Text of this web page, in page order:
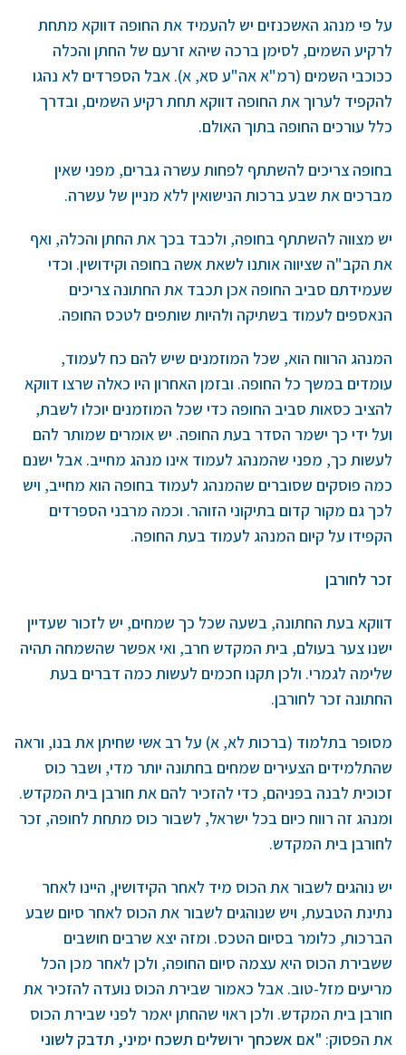
על פי מנהג האשכנזים יש להעמיד את החופה דווקא מתחת
לרקיע השמים, לסימן ברכה שיהא זרעם של החתן והכלה
ככוכבי השמים (רמ"א אה"ע סא, א). אבל הספרדים לא נהגו
להקפיד לערוך את החופה דווקא תחת רקיע השמים, ובדרך
כלל עורכים החופה בתוך האולם.
בחופה צריכים להשתתף לפחות עשרה גברים, מפני שאין
מברכים את שבע ברכות הנישואין ללא מניין של עשרה.
יש מצווה להשתתף בחופה, ולכבד בכך את החתן והכלה, ואף
את הקב"ה שציווה אותנו לשאת אשה בחופה וקידושין. וכדי
שעמידתם סביב החופה אכן תכבד את החתונה צריכים
הנאספים לעמוד בשתיקה ולהיות שותפים לטכס החופה.
המנהג הרווח הוא, שכל המוזמנים שיש להם כח לעמוד,
עומדים במשך כל החופה. ובזמן האחרון היו כאלה שרצו דווקא
להציב כסאות סביב החופה כדי שכל המוזמנים יוכלו לשבת,
ועל ידי כך ישמר הסדר בעת החופה. יש אומרים שמותר להם
לעשות כך, מפני שהמנהג לעמוד אינו מנהג מחייב. אבל ישנם
כמה פוסקים שסוברים שהמנהג לעמוד בחופה הוא מחייב, ויש
לכך גם מקור קדום בתיקוני הזוהר. וכמה מרבני הספרדים
הקפידו על קיום המנהג לעמוד בעת החופה.
זכר לחורבן
דווקא בעת החתונה, בשעה שכל כך שמחים, יש לזכור שעדיין
ישנו צער בעולם, בית המקדש חרב, ואי אפשר שהשמחה תהיה
שלימה לגמרי. ולכן תקנו חכמים לעשות כמה דברים בעת
החתונה זכר לחורבן.
מסופר בתלמוד (ברכות לא, א) על רב אשי שחיתן את בנו, וראה
שהתלמידים הצעירים שמחים בחתונה יותר מדי, ושבר כוס
זכוכית לבנה בפניהם, כדי להזכיר להם את חורבן בית המקדש.
ומנהג זה רווח כיום בכל ישראל, לשבור כוס מתחת לחופה, זכר
לחורבן בית המקדש.
יש נוהגים לשבור את הכוס מיד לאחר הקידושין, היינו לאחר
נתינת הטבעת, ויש שנוהגים לשבור את הכוס לאחר סיום שבע
הברכות, כלומר בסיום הטכס. ומזה יצא שרבים חושבים
ששבירת הכוס היא עצמה סיום החופה, ולכן לאחר מכן הכל
מריעים מזל-טוב. אבל כאמור שבירת הכוס נועדה להזכיר את
חורבן בית המקדש. ולכן ראוי שהחתן יאמר לפני שבירת הכוס
את הפסוק: "אם אשכחך ירושלים תשכח ימיני, תדבק לשוני